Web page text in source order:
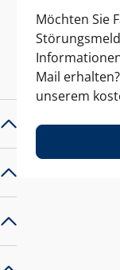
Möchten Sie
Mail
unserem